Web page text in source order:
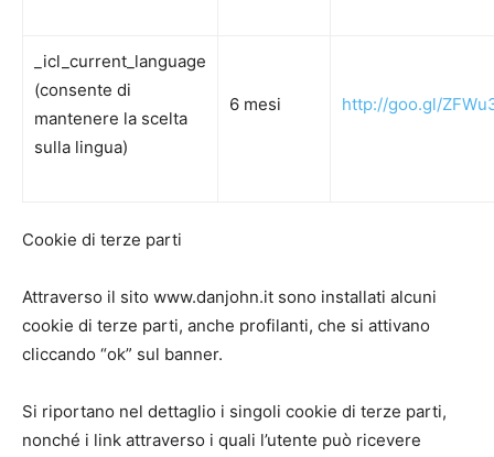
_icl_current_language
(consente di
mantenere la scelta
sulla lingua)
6 mesi http://goo.gl/
Cookie di terze parti
Attraverso il sito www.danjohn.it sono installati alcuni
cookie di terze parti, anche profilanti, che si attivano
cliccando “ok” sul banner.
Si riportano nel dettaglio i singoli cookie di terze parti,
nonché i link attraverso i quali l’utente può ricevere